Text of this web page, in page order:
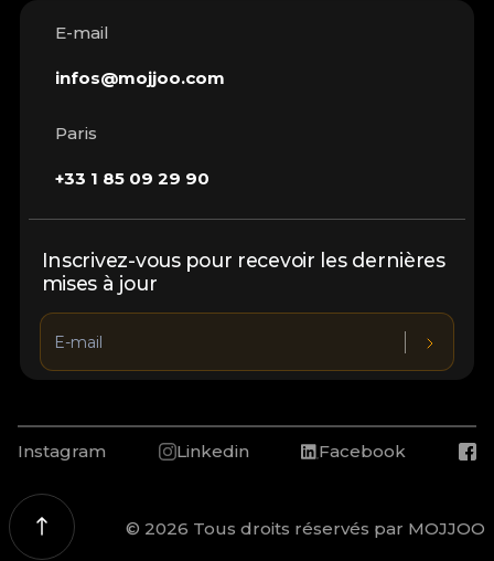
E-mail
infos@mojjoo.com
Paris
+33 1 85 09 29 90
Inscrivez-vous pour recevoir les dernières
mises à jour
Instagram Linkedin Facebook
© 2026 Tous droits réservés par MOJJOO